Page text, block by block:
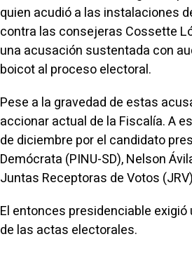
quien acudió a las instalaciones
contra las consejeras Cossette
una acusación sustentada con
boicot al proceso electoral.
Pese a la gravedad de estas
accionar actual de la Fiscalía. A
de diciembre por el candidato
Demócrata (PINU-SD), Nelson
Juntas Receptoras de Votos
El entonces presidenciable
de las actas electorales.